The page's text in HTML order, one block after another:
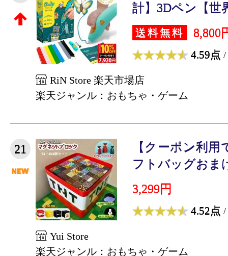
計】3Dペン【世
送料無料 8,800
4.59点 /
RiN Store 楽天市場店
楽天ジャンル：おもちゃ・ゲーム
21
【クーポン利用
フトバッグおま
3,299円
4.52点 /
Yui Store
楽天ジャンル：おもちゃ・ゲーム